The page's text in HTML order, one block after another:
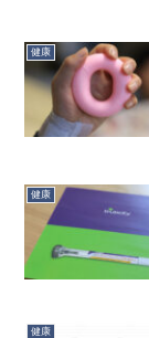
健康
健康
健康